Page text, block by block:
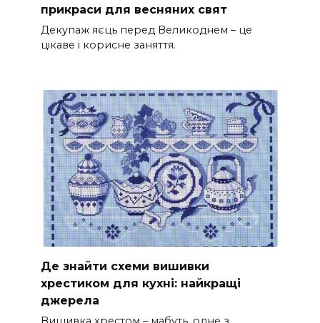
прикраси для весняних свят
Декупаж яєць перед Великоднем – це
цікаве і корисне заняття.
Де знайти схеми вишивки
хрестиком для кухні: найкращі
джерела